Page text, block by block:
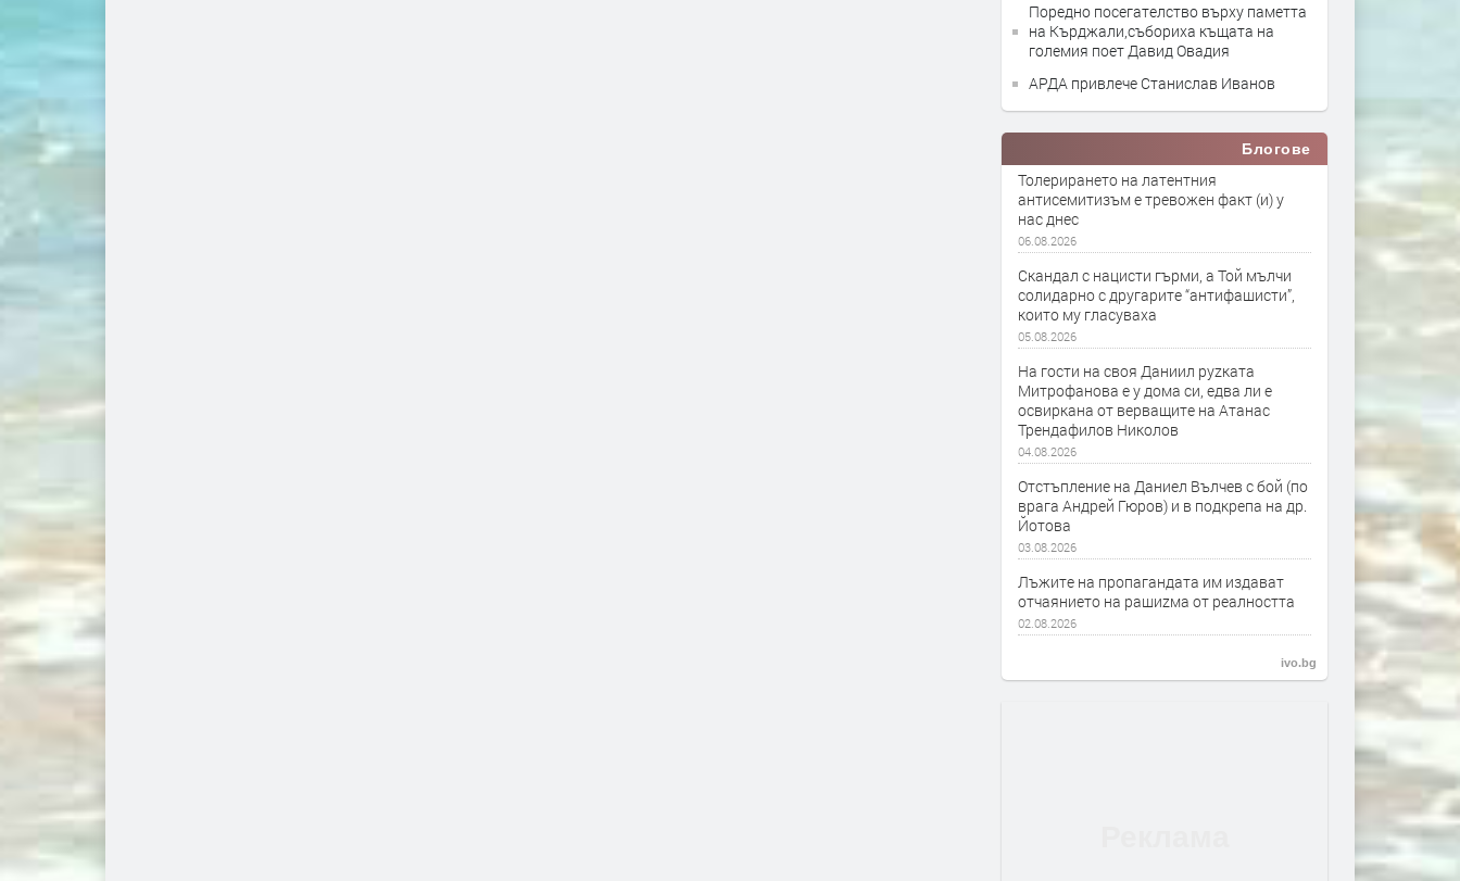
Поредно посегателство върху паметта
на Кърджали,събориха къщата на
големия поет Давид Овадия
АРДА привлече Станислав Иванов
Блогове
Толерирането на латентния
антисемитизъм е тревожен факт (и) у
нас днес
06.08.2026
Скандал с нацисти гърми, а Той мълчи
солидарно с другарите “антифашисти”,
които му гласуваха
05.08.2026
На гости на своя Даниил руzката
Митрофанова е у дома си, едва ли е
освиркана от верващите на Атанас
Трендафилов Николов
04.08.2026
Отстъпление на Даниел Вълчев с бой (по
врага Андрей Гюров) и в подкрепа на др.
Йотова
03.08.2026
Лъжите на пропагандата им издават
отчаянието на рашиzма от реалността
02.08.2026
ivo.bg